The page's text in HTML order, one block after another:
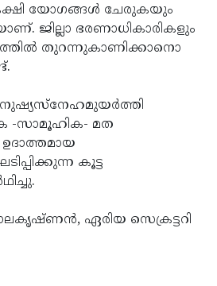
യോഗങ്ങള്‍ ചേരുകയും
ജില്ലാ ഭരണാധികാരികളും
തുറന്നുകാണിക്കാനൊ
-സാമൂഹിക- മത
കൂട്ട
ഏരിയ സെക്രട്ടറി